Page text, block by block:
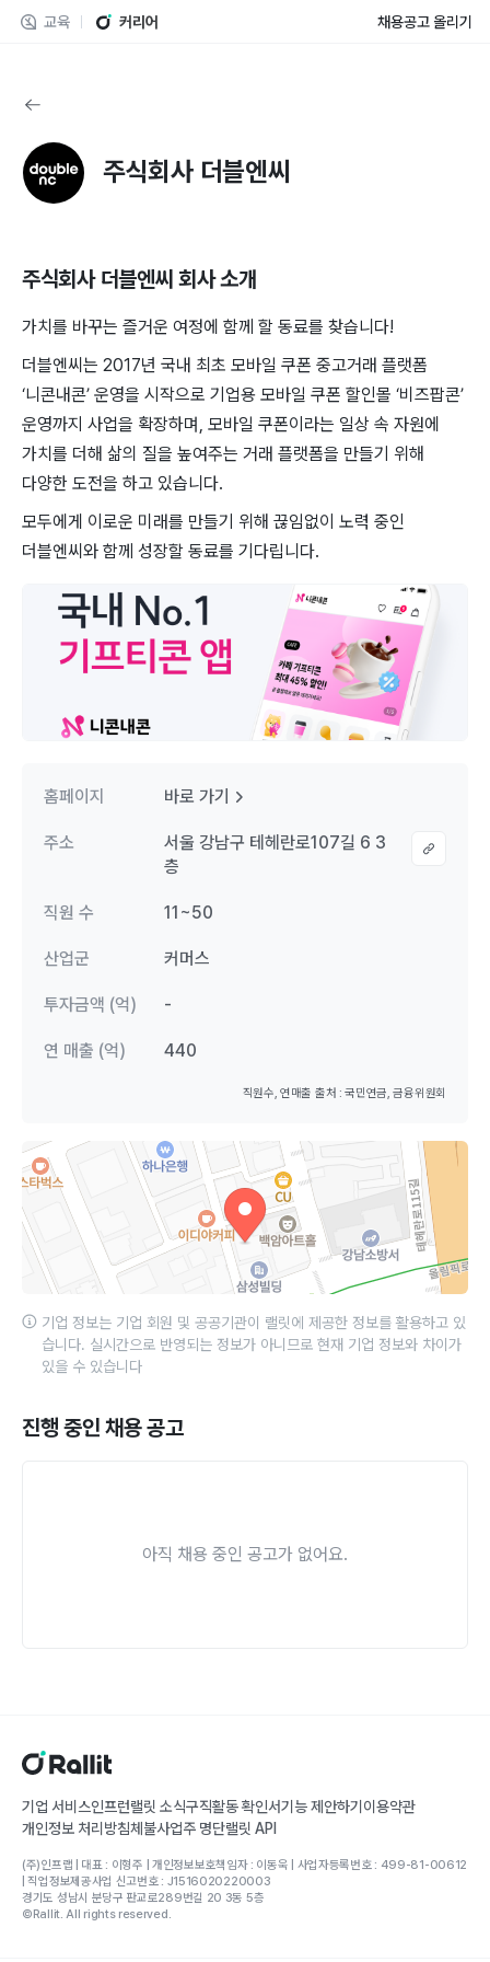
교육 커리어 채용공고 올리기
주식회사 더블엔씨
주식회사 더블엔씨 회사 소개
가치를 ​바꾸는 즐거운 ​여정에 함께 할 동료를 ​찾습니다!
더블엔씨는 ​2017년 국내 ​최초 모바일 쿠폰 ​중고거래 플랫폼 ​
‘니콘내콘’ ​운영을 시작으로 ​기업용 ​모바일 ​쿠폰 할인몰 ‘비즈팝콘’ ​
운영까지 ​사업을 확장하며, 모바일 ​쿠폰이라는 ​일상 ​속 자원에
가치를 ​더해 삶의 ​질을 ​높여주는 거래 ​플랫폼을 만들기 ​위해 ​
다양한 도전을 하고 ​있습니다.
모두에게 이로운 ​미래를 만들기 위해 끊임없이 노력 중인
더블엔씨와 함께 성장할 동료를 기다립니다.
홈페이지 바로 가기
주소
서울 강남구 테헤란로107길 6 3
층
직원 수 11~50
산업군 커머스
투자금액 (억) -
연 매출 (억) 440
직원수, 연매출 출처 : 국민연금, 금융위원회
기업 정보는 기업 회원 및 공공기관이 랠릿에 제공한 정보를 활용하고 있
습니다. 실시간으로 반영되는 정보가 아니므로 현재 기업 정보와 차이가
있을 수 있습니다
진행 중인 채용 공고
아직 채용 중인 공고가 없어요.
기업 서비스인프런랠릿 소식구직활동 확인서기능 제안하기 이용약관
개인정보 처리방침체불사업주 명단랠릿 API
(주)인프랩 | 대표 : 이형주 | 개인정보보호책임자 : 이동욱 | 사업자등록번호 : 499-81-00612
| 직업정보제공사업 신고번호 : J1516020220003
경기도 성남시 분당구 판교로289번길 20 3동 5층
©Rallit. All rights reserved.